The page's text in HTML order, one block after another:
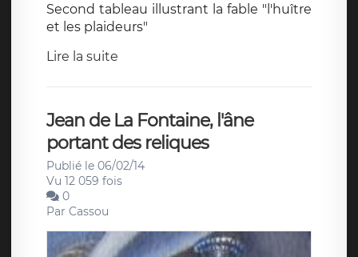
Second tableau illustrant la fable "l'huître
et les plaideurs"
Lire la suite
Jean de La Fontaine, l'âne
portant des reliques
Publié le 06/02/14
Vu 12 059 fois
0
Par Cassou